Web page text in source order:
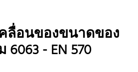
ลื่อนของขนาดของ
- EN 570